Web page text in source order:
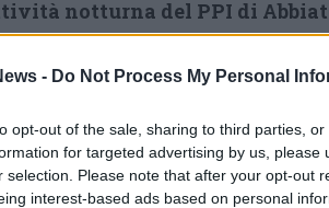
- Do Not Process My Personal
opt-out of the sale, sharing to third parties,
for targeted advertising by us, please
selection. Please note that after your opt-out
interest-based ads based on personal
notturna del PPI di
a partire da lunedì 14
comunica che sarà l’impresa
di Cuneo a curare i lavori,
del I° e II° Monoblocco
complessivo dell’opera è di 2